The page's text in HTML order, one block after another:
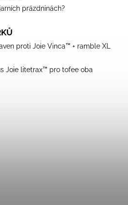
prázdninách?
proti Joie Vinca™ + ramble XL
Joie litetrax™ pro tofee oba